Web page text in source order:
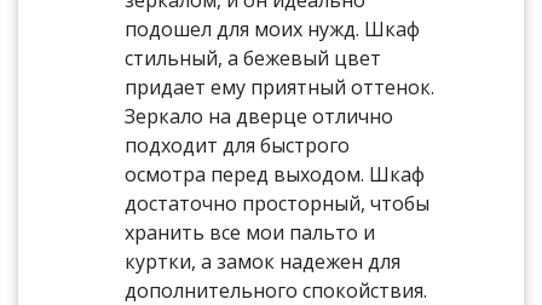
подошел для моих нужд. Шкаф
стильный, а бежевый цвет
придает ему приятный оттенок.
Зеркало на дверце отлично
подходит для быстрого
осмотра перед выходом. Шкаф
достаточно просторный, чтобы
хранить все мои пальто и
куртки, а замок надежен для
дополнительного спокойствия.